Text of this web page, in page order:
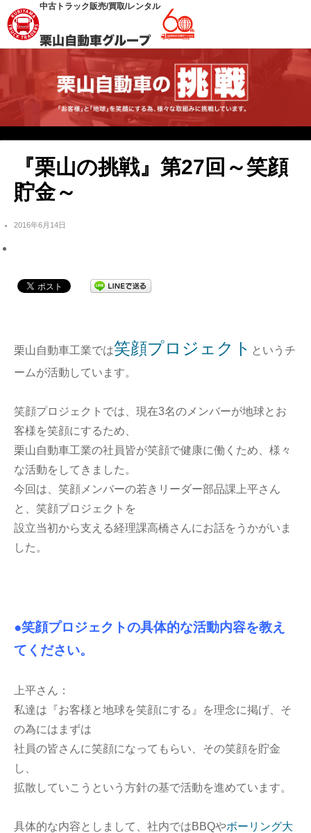
中古トラック販売/買取/レンタル
『栗山の挑戦』第27回～笑顔
貯金～
2016年6月14日
栗山自動車工業では笑顔プロジェクト というチ
ームが活動しています。
笑顔プロジェクトでは、現在3名のメンバーが地球とお
客様を笑顔にするため、
栗山自動車工業の社員皆が笑顔で健康に働くため、様々
な活動をしてきました。
今回は、笑顔メンバーの若きリーダー部品課上平さん
と、笑顔プロジェクトを
設立当初から支える経理課高橋さんにお話をうかがいま
した。
●笑顔プロジェクトの具体的な活動内容を教え
てください。
上平さん：
私達は『お客様と地球を笑顔にする』を理念に掲げ、そ
の為にはまずは
社員の皆さんに笑顔になってもらい、その笑顔を貯金
し、
拡散していこうという方針の基で活動を進めています。
具体的な内容としまして、社内ではBBQやボーリング大